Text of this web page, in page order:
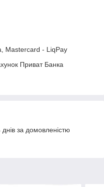
Mastercard - LiqPay
Приват Банка
за домовленістю